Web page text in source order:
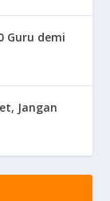
Guru demi
Jangan